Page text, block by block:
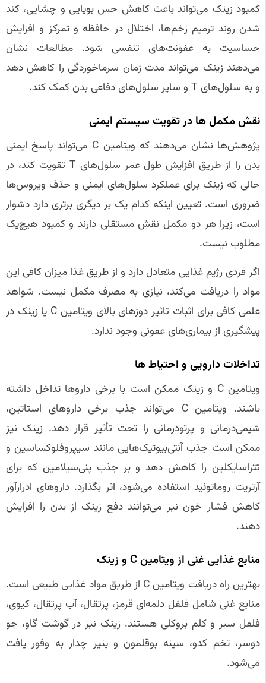
کمبود زینک می‌تواند باعث کاهش حس بویایی و چشایی، کند
شدن روند ترمیم زخم‌ها، اختلال در حافظه و تمرکز و افزایش
حساسیت به عفونت‌های تنفسی شود. مطالعات نشان
می‌دهند زینک می‌تواند مدت زمان سرماخوردگی را کاهش دهد
و به سلول‌های T و سایر سلول‌های دفاعی بدن کمک کند.
نقش مکمل‌ ها در تقویت سیستم ایمنی
پژوهش‌ها نشان می‌دهند که ویتامین C می‌تواند پاسخ ایمنی
بدن را از طریق افزایش طول عمر سلول‌های T تقویت کند، در
حالی که زینک برای عملکرد سلول‌های ایمنی و حذف ویروس‌ها
ضروری است. تعیین اینکه کدام یک بر دیگری برتری دارد دشوار
است، زیرا هر دو مکمل نقش مستقلی دارند و کمبود هیچ‌یک
مطلوب نیست.
اگر فردی رژیم غذایی متعادل دارد و از طریق غذا میزان کافی این
مواد را دریافت می‌کند، نیازی به مصرف مکمل نیست. شواهد
علمی کافی برای اثبات تاثیر دوزهای بالای ویتامین C یا زینک در
پیشگیری از بیماری‌های عفونی وجود ندارد.
تداخلات دارویی و احتیاط‌ ها
ویتامین C و زینک ممکن است با برخی داروها تداخل داشته
باشند. ویتامین C می‌تواند جذب برخی داروهای استاتین،
شیمی‌درمانی و پرتودرمانی را تحت تأثیر قرار دهد. زینک نیز
ممکن است جذب آنتی‌بیوتیک‌هایی مانند سیپروفلوکساسین و
تتراسایکلین را کاهش دهد و بر جذب پنی‌سیلامین که برای
آرتریت روماتوئید استفاده می‌شود، اثر بگذارد. داروهای ادرارآور
کاهش فشار خون نیز می‌توانند دفع زینک از بدن را افزایش
دهند.
منابع غذایی غنی از ویتامین C و زینک
بهترین راه دریافت ویتامین C از طریق مواد غذایی طبیعی است.
منابع غنی شامل فلفل دلمه‌ای قرمز، پرتقال، آب پرتقال، کیوی،
فلفل سبز و کلم بروکلی هستند. زینک نیز در گوشت گاو، جو
دوسر، تخم کدو، سینه بوقلمون و پنیر چدار به وفور یافت
می‌شود.